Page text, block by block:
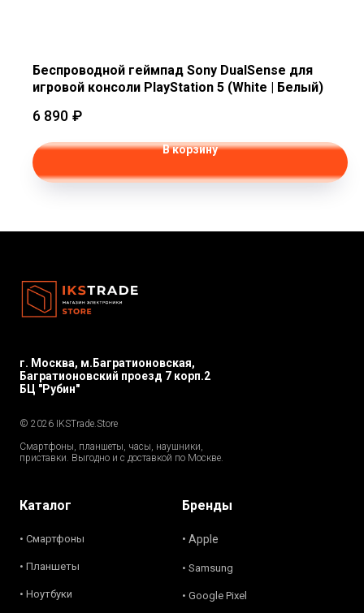
Беспроводной геймпад Sony DualSense для
игровой консоли PlayStation 5 (White | Белый)
6 890 ₽
В корзину
г. Москва, м.Багратионовская,
Багратионовский проезд 7 корп.2
БЦ "Рубин"
© 2026 IKSTrade.Store
Смартфоны, планшеты, часы, наушники,
приставки. Выгодно и с доставкой по Москве.
Каталог
• Смартфоны
• Планшеты
• Ноутбуки
Бренды
• Apple
• Samsung
• Google Pixel